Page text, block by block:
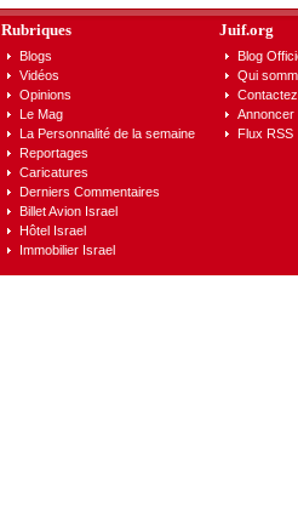
Rubriques
Blogs
Vidéos
Opinions
Le Mag
La Personnalité de la semaine
Reportages
Caricatures
Derniers Commentaires
Billet Avion Israel
Hôtel Israel
Immobilier Israel
Juif.org
Blog
Qui
Annoncer
Flux RSS